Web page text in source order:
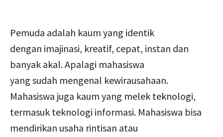
Pemuda adalah kaum yang identik
dengan imajinasi, kreatif, cepat, instan dan
banyak akal. Apalagi mahasiswa
yang sudah mengenal kewirausahaan.
Mahasiswa juga kaum yang melek teknologi,
termasuk teknologi informasi. Mahasiswa bisa
mendirikan usaha rintisan atau